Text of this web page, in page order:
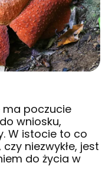
ma poczucie
wniosku,
W istocie to co
niezwykłe, jest
do życia w